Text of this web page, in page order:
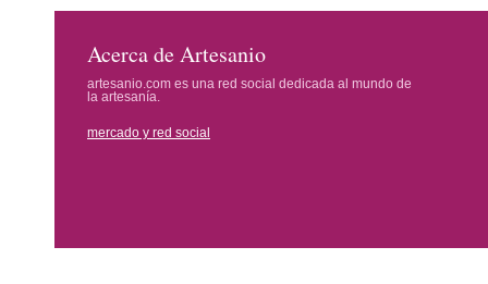
Acerca de Artesanio
artesanio.com es una red social dedicada al mundo de
la artesanía.
mercado y red social